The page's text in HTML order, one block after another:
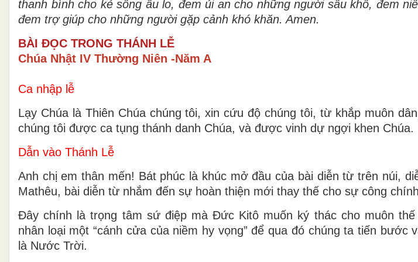
thanh bình cho kẻ sống âu lo, đem ủi an cho những người sầu khổ, đem
đem trợ giúp cho những người gặp cảnh khó khăn. Amen.
BÀI ĐỌC TRONG THÁNH LỄ
Chúa Nhật IV Thường Niên -Năm A
Ca nhập lễ
Lạy Chúa là Thiên Chúa chúng tôi, xin cứu độ chúng tôi, từ khắp muôn
chúng tôi được ca tụng thánh danh Chúa, và được vinh dự ngợi khen Chúa.
Dẫn vào Thánh Lễ
Anh chị em thân mến! Bát phúc là khúc mở đầu của bài diễn từ trên núi,
Mathêu, bài diễn từ nhắm đến sự hoàn thiện mới thay thế cho sự công
Đây chính là trọng tâm sứ điệp mà Đức Kitô muốn ký thác cho muôn
nhân loại một “cánh cửa của niềm hy vọng” để qua đó chúng ta tiến bước
là Nước Trời.